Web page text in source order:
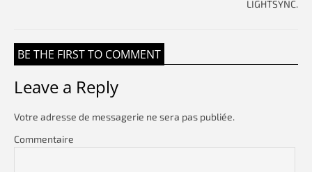
BE THE FIRST TO COMMENT
Leave a Reply
Votre adresse de messagerie ne sera pas publiée.
Commentaire